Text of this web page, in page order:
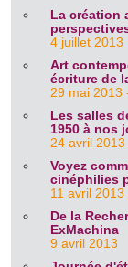
La création
4 juillet 2013
Art
écriture de
29 mai 2013
Les salles
1950 à nos
24 avril
Voyez
cinéphilies
11 avril
De la
ExMachina
9 avril 2013